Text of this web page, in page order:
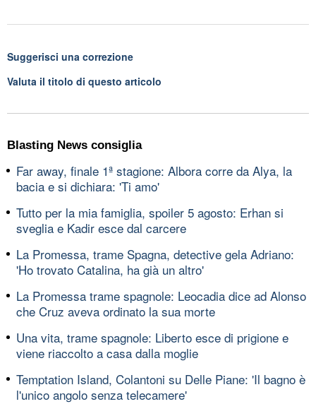
Suggerisci una correzione
Valuta il titolo di questo articolo
Blasting News consiglia
Far away, finale 1ª stagione: Albora corre da Alya, la
bacia e si dichiara: 'Ti amo'
Tutto per la mia famiglia, spoiler 5 agosto: Erhan si
sveglia e Kadir esce dal carcere
La Promessa, trame Spagna, detective gela Adriano:
'Ho trovato Catalina, ha già un altro'
La Promessa trame spagnole: Leocadia dice ad Alonso
che Cruz aveva ordinato la sua morte
Una vita, trame spagnole: Liberto esce di prigione e
viene riaccolto a casa dalla moglie
Temptation Island, Colantoni su Delle Piane: 'Il bagno è
l'unico angolo senza telecamere'